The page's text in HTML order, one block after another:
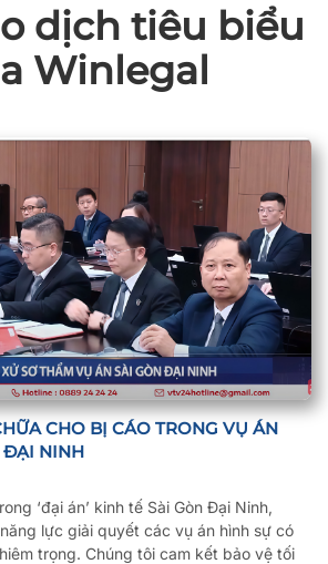
dịch tiêu biểu
Winlegal
CHO BỊ CÁO TRONG VỤ ÁN
ĐẠI NINH
‘đại án’ kinh tế Sài Gòn Đại Ninh,
lực giải quyết các vụ án hình sự có
trọng. Chúng tôi cam kết bảo vệ tối